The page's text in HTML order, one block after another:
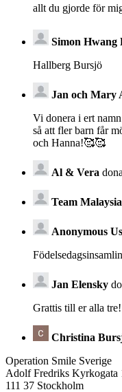
allt du gjorde för
Simon Hwang
Hallberg Bursjö
Jan och Mary
Vi donera i ert
så att fler barn får
och Hanna!🥰🥰
Al & Vera
Team Malaysia
Anonymous
Jan Elensky
Grattis till er alla
Christina
Operation Smile Sverige
Adolf Fredriks Kyrkogata
111 37 Stockholm